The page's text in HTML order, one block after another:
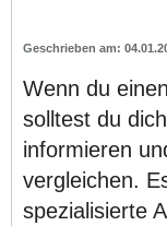
Wenn du
solltest du
informieren
vergleichen.
spezialisierte